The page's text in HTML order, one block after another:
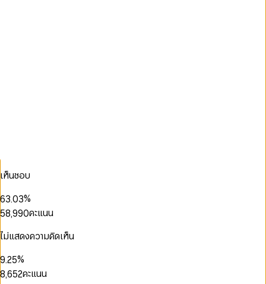
เห็นชอบ
2
4
6
7
8
9
1
3
4
5
6
7
8
9
.0
1
2
3
4
5
6
7
1
3
4
5
6
7
8
9
%
0
2
4
5
7
9
4
5
7
8,
6
8
9
6
8
90
2
4
6
คะแนน
ไม่แสดงความคิดเห็น
0
1
3
4
5
7
9.
0
2
3
0
1
3
5
6
%
1
2
3
4
5
7
8,
0
1
2
3
5
6
0
2
4
5
0
1
2คะแนน
1
2
3
1
2
3
0
0
2
3
4